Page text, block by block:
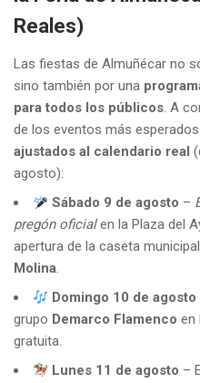
Reales)
Las fiestas de Almuñécar no
sino también por una
para todos los públicos. A
de los eventos más
ajustados al calendario real
agosto):
Sábado 9 de agosto –
pregón oficialen la Plaza del
apertura de la caseta
Molina.
Domingo 10 de agosto
grupo Demarco Flamenco en
gratuita.
Lunes 11 de agosto –